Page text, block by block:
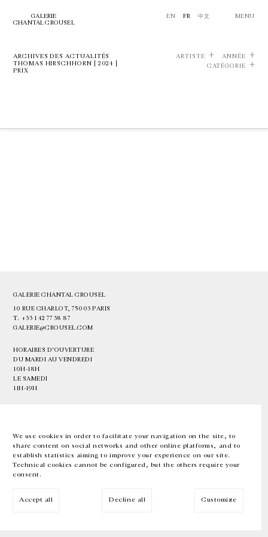
We use cookies in order to facilitate your navigation on the site, to
share content on social networks and other online platforms, and to
establish statistics aiming to improve your experience on our site.
Technical cookies cannot be configured, but the others require your
consent.
Accept all Decline all Customize
GALERIE
CHANTAL CROUSEL
EN FR 中文 MENU
ARCHIVES DES ACTUALITÉS
THOMAS HIRSCHHORN | 2024 |
PRIX
ARTISTE
ANNÉE
CATÉGORIE
GALERIE CHANTAL CROUSEL
10 RUE CHARLOT, 75003 PARIS
T. +33 1 42 77 38 87
GALERIE@CROUSEL.COM
HORAIRES D'OUVERTURE
DU MARDI AU VENDREDI
10H-18H
LE SAMEDI
11H-19H
EN FR 中文 Facebook Instagram
Inscrivez-vous à notre newsletter